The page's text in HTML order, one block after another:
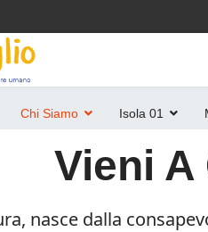
Chi Siamo Isola 01
Vieni
nasce dalla